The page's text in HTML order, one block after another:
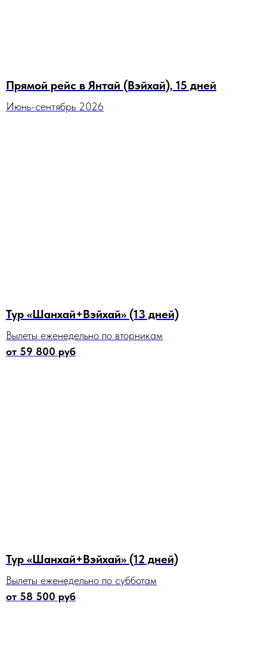
Прямой рейс в Янтай (Вэйхай), 15 дней
Июнь-сентябрь 2026
Тур «Шанхай+Вэйхай» (13 дней)
Вылеты еженедельно по вторникам
от 59 800 руб
Тур «Шанхай+Вэйхай» (12 дней)
Вылеты еженедельно по субботам
от 58 500 руб